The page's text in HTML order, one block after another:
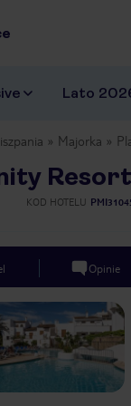
Lato
Majorka
Resort
KOD HOTELU
Opinie